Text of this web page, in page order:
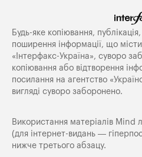
Будь-яке копiювання,
поширення iнформацiї, що
«Iнтерфакс-Україна», суворо
копіювання або відтворення
посилання на агентство
вигляді суворо заборонено.
Використання матеріалів Mind
(для інтернет-видань —
нижче третього абзацу.